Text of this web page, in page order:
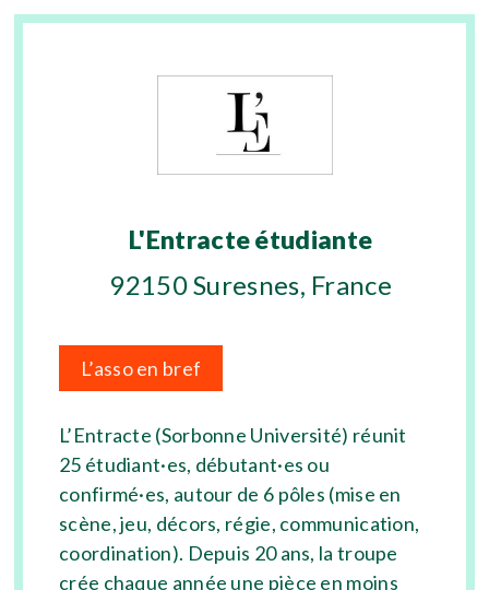
L'Entracte étudiante
92150 Suresnes, France
L’asso en bref
L’Entracte (Sorbonne Université) réunit
25 étudiant·es, débutant·es ou
confirmé·es, autour de 6 pôles (mise en
scène, jeu, décors, régie, communication,
coordination). Depuis 20 ans, la troupe
crée chaque année une pièce en moins